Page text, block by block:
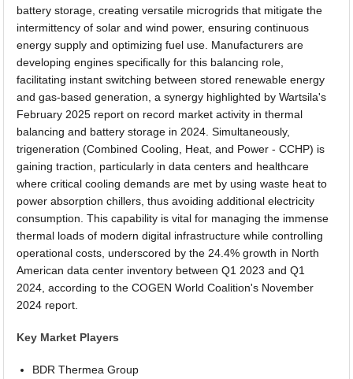
battery storage, creating versatile microgrids that mitigate the
intermittency of solar and wind power, ensuring continuous
energy supply and optimizing fuel use. Manufacturers are
developing engines specifically for this balancing role,
facilitating instant switching between stored renewable energy
and gas-based generation, a synergy highlighted by Wartsila's
February 2025 report on record market activity in thermal
balancing and battery storage in 2024. Simultaneously,
trigeneration (Combined Cooling, Heat, and Power - CCHP) is
gaining traction, particularly in data centers and healthcare
where critical cooling demands are met by using waste heat to
power absorption chillers, thus avoiding additional electricity
consumption. This capability is vital for managing the immense
thermal loads of modern digital infrastructure while controlling
operational costs, underscored by the 24.4% growth in North
American data center inventory between Q1 2023 and Q1
2024, according to the COGEN World Coalition's November
2024 report.
Key Market Players
BDR Thermea Group